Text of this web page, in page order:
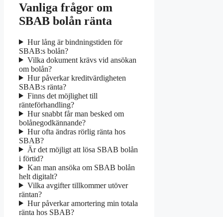
Vanliga frågor om
SBAB bolån ränta
Hur lång är bindningstiden för
SBAB:s bolån?
Vilka dokument krävs vid ansökan
om bolån?
Hur påverkar kreditvärdigheten
SBAB:s ränta?
Finns det möjlighet till
ränteförhandling?
Hur snabbt får man besked om
bolånegodkännande?
Hur ofta ändras rörlig ränta hos
SBAB?
Är det möjligt att lösa SBAB bolån
i förtid?
Kan man ansöka om SBAB bolån
helt digitalt?
Vilka avgifter tillkommer utöver
räntan?
Hur påverkar amortering min totala
ränta hos SBAB?